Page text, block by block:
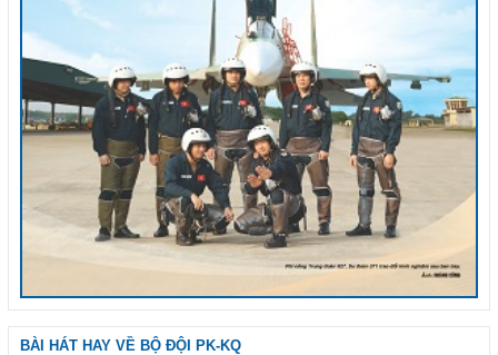
BÀI HÁT HAY VỀ BỘ ĐỘI PK-KQ